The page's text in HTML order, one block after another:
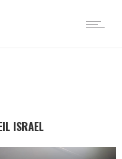
ISRAEL